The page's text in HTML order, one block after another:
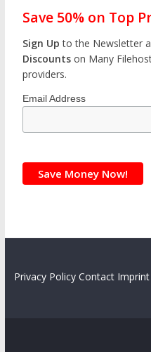
Save 50% on Top
Sign Up to the Newsletter
Discounts on Many
providers.
Email Address
Privacy Policy Contact Imprint